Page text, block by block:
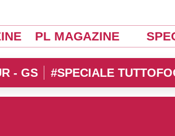
PL MAGAZINE
- GS #SPECIALE